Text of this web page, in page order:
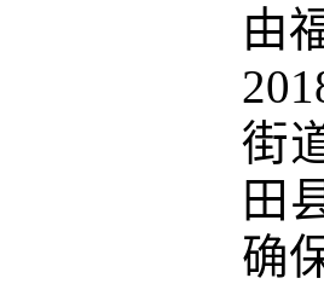
由
街
田
确